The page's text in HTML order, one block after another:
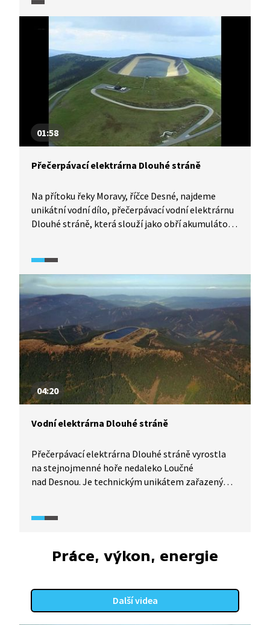
atraktivní. Baťův kanál a také řeka Morava zde
lákají na poklidnou plavbu na výletní lodi. Kde
mohou vodáci hledat informace o tom, kam se
vydat?
01:58
Přečerpávací elektrárna Dlouhé stráně
Na přítoku řeky Moravy, říčce Desné, najdeme
unikátní vodní dílo, přečerpávací vodní elektrárnu
Dlouhé stráně, která slouží jako obří akumulátor
04:20
Vodní elektrárna Dlouhé stráně
Přečerpávací elektrárna Dlouhé stráně vyrostla
na stejnojmenné hoře nedaleko Loučné
nad Desnou. Je technickým unikátem zařazeným
a do provozu byla uvedena až o 18 let později.
turbíny, největší v Evropě. Pojďte s námi zjistit, jak
funguje.
Práce, výkon, energie
Další videa